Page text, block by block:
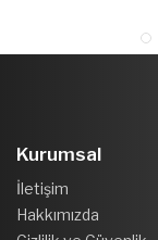
Kurumsal
İletişim
Hakkımızda